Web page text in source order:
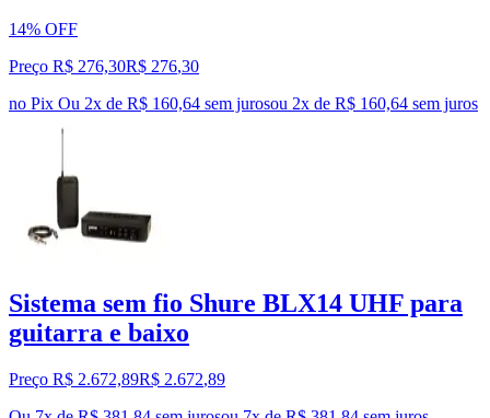
14% OFF
Preço R$ 276,30R$ 276,30
no Pix Ou 2x de R$ 160,64 sem jurosou 2x de R$ 160,64 sem juros
Sistema sem fio Shure BLX14 UHF para
guitarra e baixo
Preço R$ 2.672,89R$ 2.672,89